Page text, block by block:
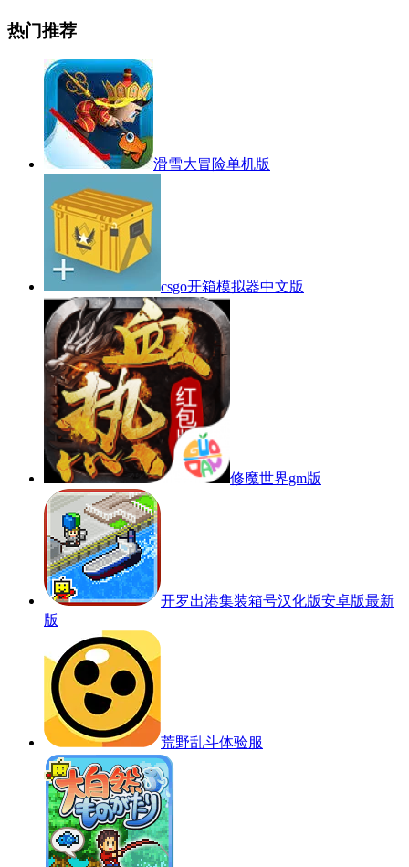
热门推荐
滑雪大冒险单机版
csgo开箱模拟器中文版
修魔世界gm版
开罗出港集装箱号汉化版安卓版最新
版
荒野乱斗体验服